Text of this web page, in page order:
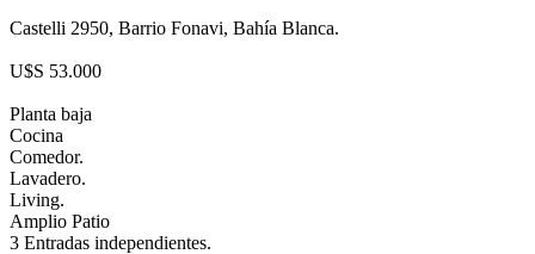
Castelli 2950, Barrio Fonavi, Bahía Blanca.
U$S 53.000
Planta baja
Cocina
Comedor.
Lavadero.
Living.
Amplio Patio
3 Entradas independientes.